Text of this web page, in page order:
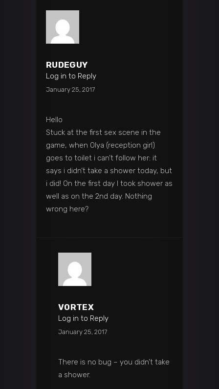
RUDEGUY
Log in to Reply
January 25, 2017
Hello
Stuck at the first sex scene in the
game, when Olya (reception girl)
goes to toilet i can’t follow her: it
says i didn’t take a shower today, but
i did! On the first day I took shower as
well as on the 2nd day. Nothing
wrong here?
VORTEX
Log in to Reply
January 25, 2017
There is no bug – you didn’t take
a shower.